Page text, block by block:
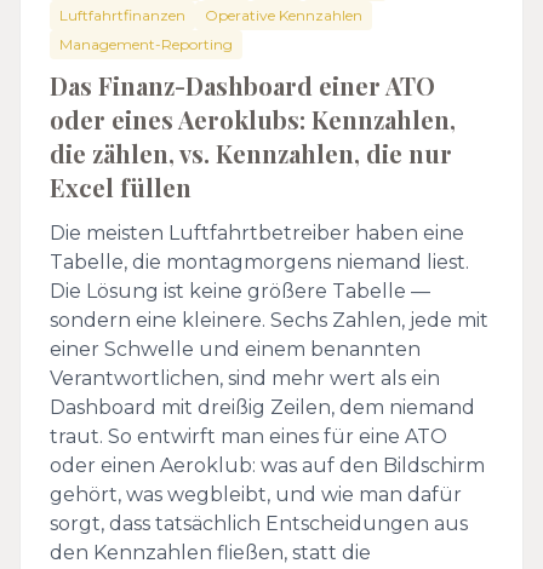
Luftfahrtfinanzen
Operative Kennzahlen
Management-Reporting
Das Finanz-Dashboard einer ATO
oder eines Aeroklubs: Kennzahlen,
die zählen, vs. Kennzahlen, die nur
Excel füllen
Die meisten Luftfahrtbetreiber haben eine
Tabelle, die montagmorgens niemand liest.
Die Lösung ist keine größere Tabelle —
sondern eine kleinere. Sechs Zahlen, jede mit
einer Schwelle und einem benannten
Verantwortlichen, sind mehr wert als ein
Dashboard mit dreißig Zeilen, dem niemand
traut. So entwirft man eines für eine ATO
oder einen Aeroklub: was auf den Bildschirm
gehört, was wegbleibt, und wie man dafür
sorgt, dass tatsächlich Entscheidungen aus
den Kennzahlen fließen, statt die